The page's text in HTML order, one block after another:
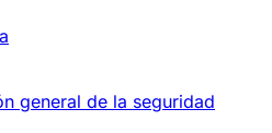
general de la seguridad